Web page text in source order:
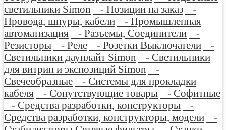
светильники Simon
- Позиции на заказ
-
Провода, шнуры, кабели
- Промышленная
автоматизация
- Разъемы, Соединители
-
Резисторы
- Реле - Розетки Выключатели
-
Светильники даунлайт Simon
- Светильники
для витрин и экспозиций Simon
-
Свечеобразные
- Системы для прокладки
кабеля
- Сопутствующие товары
- Софитные
- Средства разработки, конструкторы
-
Средства разработки, конструкторы, модели
-